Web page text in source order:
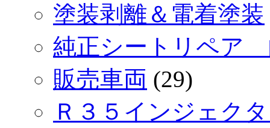
塗装剥離＆電着塗装
純正シートリペア
販売車両 (29)
Ｒ３５インジェク